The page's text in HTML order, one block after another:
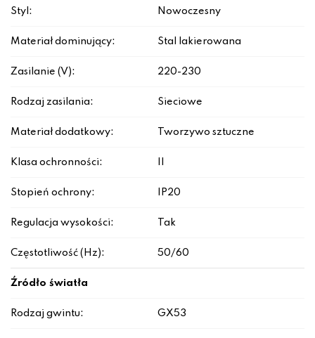
Styl: Nowoczesny
Materiał dominujący: Stal lakierowana
Zasilanie (V): 220-230
Rodzaj zasilania: Sieciowe
Materiał dodatkowy: Tworzywo sztuczne
Klasa ochronności:
Stopień ochrony: IP20
Regulacja wysokości: Tak
Częstotliwość (Hz): 50/60
Źródło światła
Rodzaj gwintu: GX53